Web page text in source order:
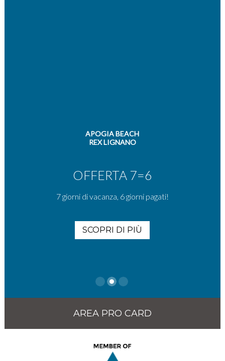
APOGIA BEACH
REX LIGNANO
OFFERTA 7=6
7 giorni di vacanza, 6 giorni pagati!
SCOPRI DI PIÙ
AREA PRO CARD